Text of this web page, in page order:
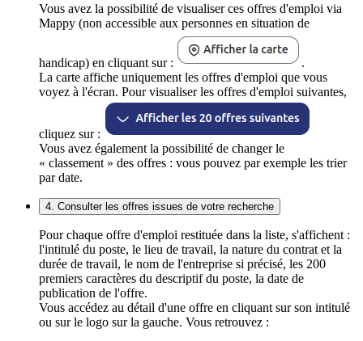
Vous avez la possibilité de visualiser ces offres d'emploi via
Mappy (non accessible aux personnes en situation de
handicap) en cliquant sur :
.
La carte affiche uniquement les offres d'emploi que vous
voyez à l'écran. Pour visualiser les offres d'emploi suivantes,
cliquez sur :
Vous avez également la possibilité de changer le
« classement » des offres : vous pouvez par exemple les trier
par date.
4. Consulter les offres issues de votre recherche
Pour chaque offre d'emploi restituée dans la liste, s'affichent :
l'intitulé du poste, le lieu de travail, la nature du contrat et la
durée de travail, le nom de l'entreprise si précisé, les 200
premiers caractères du descriptif du poste, la date de
publication de l'offre.
Vous accédez au détail d'une offre en cliquant sur son intitulé
ou sur le logo sur la gauche. Vous retrouvez :